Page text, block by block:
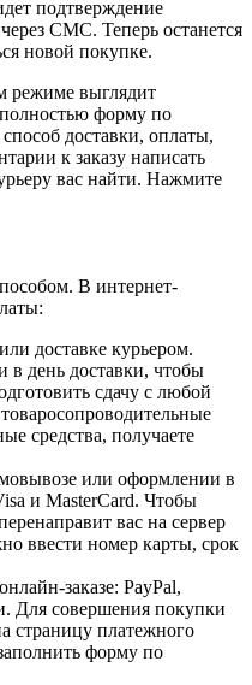
подтверждение
СМС. Теперь останется
новой покупке.
режиме выглядит
форму по
доставки, оплаты,
к заказу написать
вас найти. Нажмите
В интернет-
доставке курьером.
в день доставки, чтобы
сдачу с любой
средства, получаете
или оформлении в
и MasterCard. Чтобы
вас на сервер
ввести номер карты, срок
заказе: PayPal,
Для совершения покупки
страницу платежного
форму по